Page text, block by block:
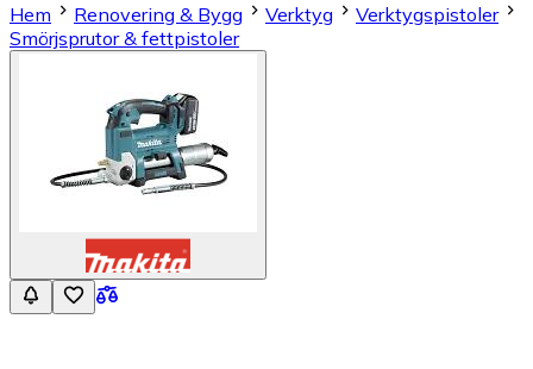
Hem
Renovering & Bygg Verktyg
Verktygspistoler
Smörjsprutor & fettpistoler